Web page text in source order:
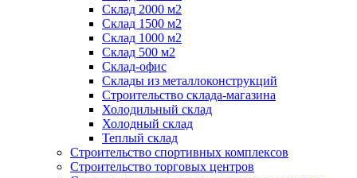
Склад 2000 м2
Склад 1500 м2
Склад 1000 м2
Склад 500 м2
Склад-офис
Склады из металлоконструкций
Строительство склада-магазина
Холодильный склад
Холодный склад
Теплый склад
Строительство спортивных комплексов
Строительство торговых центров